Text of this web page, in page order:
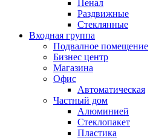
Пенал
Раздвижные
Стеклянные
Входная группа
Подвалное помещение
Бизнес центр
Магазина
Офис
Автоматическая
Частный дом
Алюминией
Стеклопакет
Пластика